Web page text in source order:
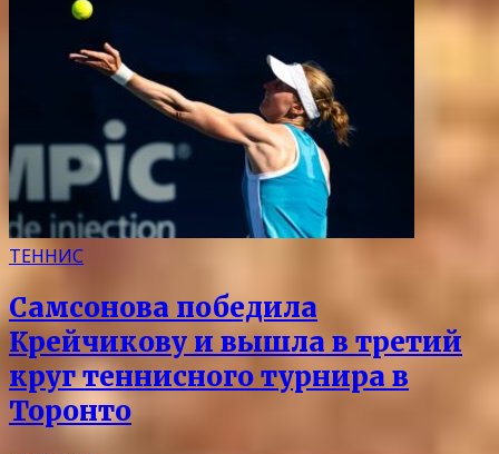
ТЕННИС
Самсонова победила
Крейчикову и вышла в третий
круг теннисного турнира в
Торонто